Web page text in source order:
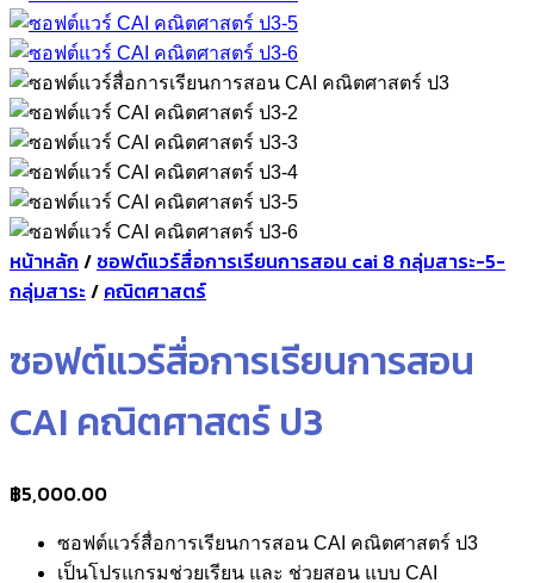
หน้าหลัก / ซอฟต์แวร์สื่อการเรียนการสอน cai 8 กลุ่มสาระ-5-
กลุ่มสาระ / คณิตศาสตร์
ซอฟต์แวร์สื่อการเรียนการสอน
CAI คณิตศาสตร์ ป3
฿5,000.00
ซอฟต์แวร์สื่อการเรียนการสอน CAI คณิตศาสตร์ ป3
เป็นโปรแกรมช่วยเรียน และ ช่วยสอน แบบ CAI